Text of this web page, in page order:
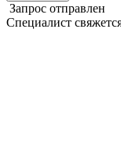
Запрос отправлен
Специалист